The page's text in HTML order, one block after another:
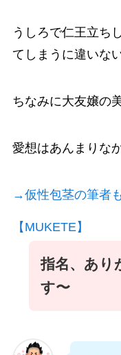
うしろで仁王立ち
てしまうに違いな
ちなみに大友嬢の
愛想はあんまりな
→仮性包茎の筆者
【MUKETE】
指名、あり
す〜